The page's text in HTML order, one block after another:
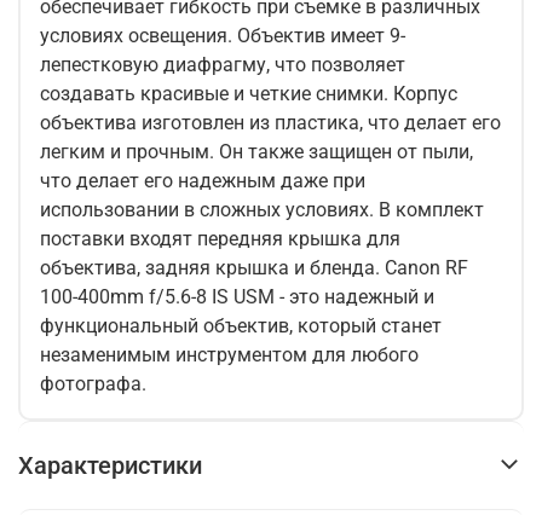
обеспечивает гибкость при съемке в различных
условиях освещения. Объектив имеет 9-
лепестковую диафрагму, что позволяет
создавать красивые и четкие снимки. Корпус
объектива изготовлен из пластика, что делает его
легким и прочным. Он также защищен от пыли,
что делает его надежным даже при
использовании в сложных условиях. В комплект
поставки входят передняя крышка для
объектива, задняя крышка и бленда. Canon RF
100-400mm f/5.6-8 IS USM - это надежный и
функциональный объектив, который станет
незаменимым инструментом для любого
фотографа.
Характеристики